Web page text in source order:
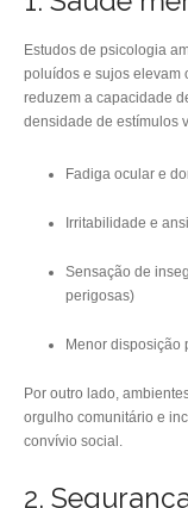
Estudos de psicologia
poluídos e sujos elevam
reduzem a capacidade
densidade de estímulos
Fadiga ocular e
Irritabilidade e
Sensação de
perigosas)
Menor disposição
Por outro lado,
orgulho comunitário e
convívio social.
2.